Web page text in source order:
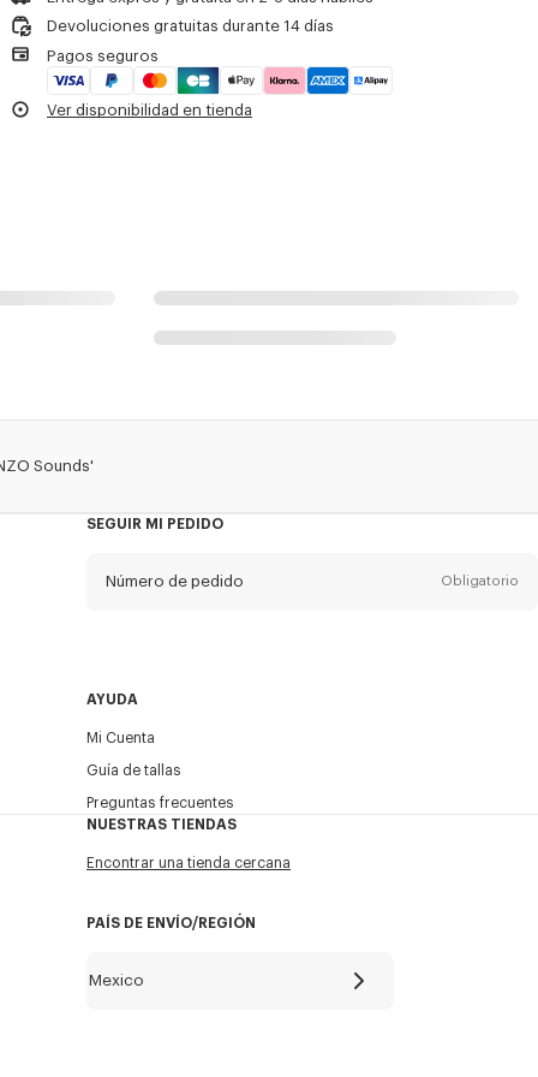
No secar en secadora
Lavado a mano
Limpieza profesional en húmedo muy suave
Devoluciones gratuitas durante 14 días
Pagos seguros
Ver disponibilidad en tienda
Sounds'
SEGUIR MI PEDIDO
Número de pedido Obligatorio
AYUDA
Mi Cuenta
Guía de tallas
Preguntas frecuentes
NUESTRAS TIENDAS
Encontrar una tienda cercana
PAÍS DE ENVÍO/REGIÓN
Mexico